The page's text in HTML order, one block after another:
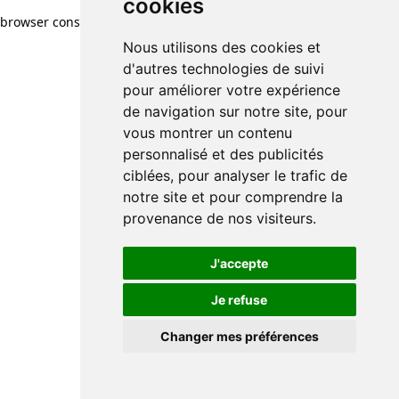
cookies
Nous utilisons des cookies et
d'autres technologies de suivi
pour améliorer votre expérience
de navigation sur notre site, pour
vous montrer un contenu
personnalisé et des publicités
ciblées, pour analyser le trafic de
notre site et pour comprendre la
provenance de nos visiteurs.
J'accepte
Je refuse
Changer mes préférences
cookies
Nous utilisons des cookies et
d'autres technologies de suivi
pour améliorer votre expérience
de navigation sur notre site, pour
vous montrer un contenu
personnalisé et des publicités
ciblées, pour analyser le trafic de
notre site et pour comprendre la
provenance de nos visiteurs.
J'accepte
Je refuse
Changer mes préférences
browser console for more information)